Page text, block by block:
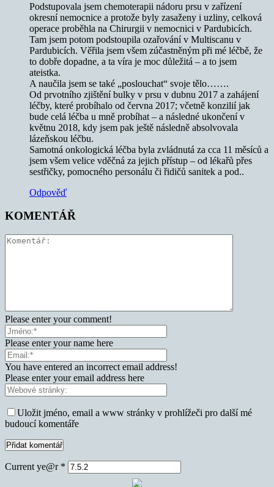
Podstupovala jsem chemoterapii nádoru prsu v zařízení
okresní nemocnice a protože byly zasaženy i uzliny, celková
operace proběhla na Chirurgii v nemocnici v Pardubicích.
Tam jsem potom podstoupila ozařování v Multiscanu v
Pardubicích. Věřila jsem všem zúčastněným při mé léčbě, že
to dobře dopadne, a ta víra je moc důležitá – a to jsem
ateistka.
A naučila jsem se také „poslouchat“ svoje tělo…….
Od prvotního zjištění bulky v prsu v dubnu 2017 a zahájení
léčby, které probíhalo od června 2017; včetně konzilií jak
bude celá léčba u mně probíhat – a následné ukončení v
květnu 2018, kdy jsem pak ještě následně absolvovala
lázeňskou léčbu.
Samotná onkologická léčba byla zvládnutá za cca 11 měsíců a
jsem všem velice vděčná za jejich přístup – od lékařů přes
sestřičky, pomocného personálu či řidičů sanitek a pod..
Odpověď
KOMENTÁŘ
Please enter your comment!
Please enter your name here
You have entered an incorrect email address!
Please enter your email address here
Uložit jméno, email a www stránky v prohlížeči pro další mé
budoucí komentáře
Current ye@r *